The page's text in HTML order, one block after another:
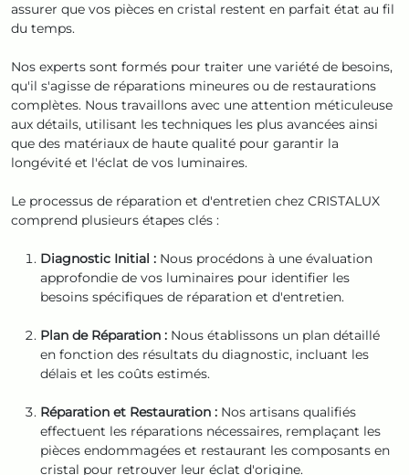
assurer que vos pièces en cristal restent en parfait état au fil
du temps.
Nos experts sont formés pour traiter une variété de besoins,
qu'il s'agisse de réparations mineures ou de restaurations
complètes. Nous travaillons avec une attention méticuleuse
aux détails, utilisant les techniques les plus avancées ainsi
que des matériaux de haute qualité pour garantir la
longévité et l'éclat de vos luminaires.
Le processus de réparation et d'entretien chez CRISTALUX
comprend plusieurs étapes clés :
Diagnostic Initial : Nous procédons à une évaluation
approfondie de vos luminaires pour identifier les
besoins spécifiques de réparation et d'entretien.
Plan de Réparation : Nous établissons un plan détaillé
en fonction des résultats du diagnostic, incluant les
délais et les coûts estimés.
Réparation et Restauration : Nos artisans qualifiés
effectuent les réparations nécessaires, remplaçant les
pièces endommagées et restaurant les composants en
cristal pour retrouver leur éclat d'origine.